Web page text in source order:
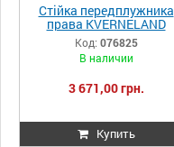
Стійка передплужника
права KVERNELAND
76825
Код: 076825
В наличии
3 671,00 грн.
Купить